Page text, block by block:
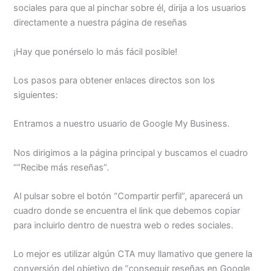
sociales para que al pinchar sobre él, dirija a los usuarios
directamente a nuestra página de reseñas
¡Hay que ponérselo lo más fácil posible!
Los pasos para obtener enlaces directos son los
siguientes:
Entramos a nuestro usuario de Google My Business.
Nos dirigimos a la página principal y buscamos el cuadro
“”Recibe más reseñas”.
Al pulsar sobre el botón “Compartir perfil”, aparecerá un
cuadro donde se encuentra el link que debemos copiar
para incluirlo dentro de nuestra web o redes sociales.
Lo mejor es utilizar algún CTA muy llamativo que genere la
conversión del objetivo de “conseguir reseñas en Google